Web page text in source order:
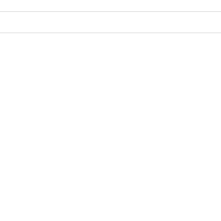
260 Notice: Trying to get property of non-object in
on line 260 0